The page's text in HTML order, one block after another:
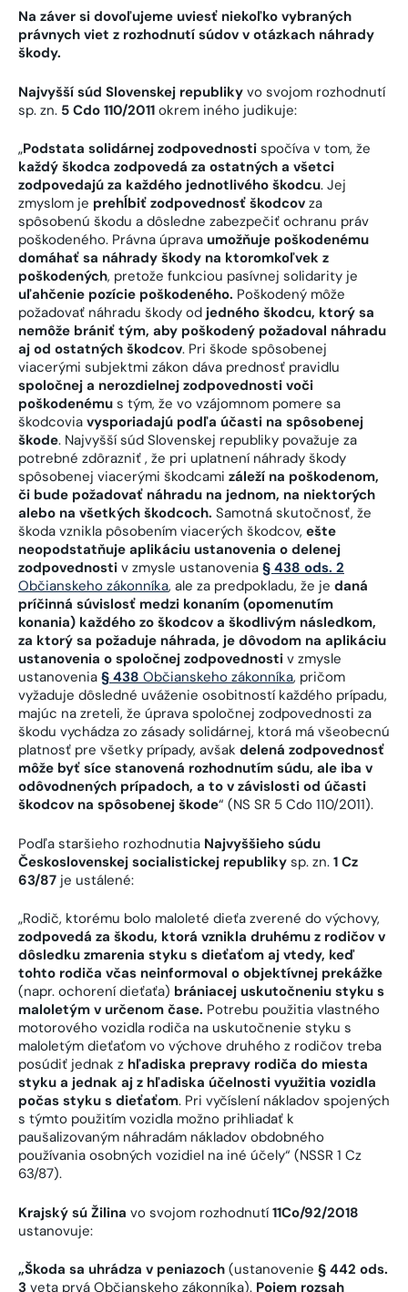
Na záver si dovoľujeme uviesť niekoľko vybraných
právnych viet z rozhodnutí súdov v otázkach náhrady
škody.
Najvyšší súd Slovenskej republiky vo svojom rozhodnutí
sp. zn. 5 Cdo 110/2011 okrem iného judikuje:
„Podstata solidárnej zodpovednosti spočíva v tom, že
každý škodca zodpovedá za ostatných a všetci
zodpovedajú za každého jednotlivého škodcu. Jej
zmyslom je prehĺbiť zodpovednosť škodcov za
spôsobenú škodu a dôsledne zabezpečiť ochranu práv
poškodeného. Právna úprava umožňuje poškodenému
domáhať sa náhrady škody na ktoromkoľvek z
poškodených, pretože funkciou pasívnej solidarity je
uľahčenie pozície poškodeného. Poškodený môže
požadovať náhradu škody od jedného škodcu, ktorý sa
nemôže brániť tým, aby poškodený požadoval náhradu
aj od ostatných škodcov. Pri škode spôsobenej
viacerými subjektmi zákon dáva prednosť pravidlu
spoločnej a nerozdielnej zodpovednosti voči
poškodenému s tým, že vo vzájomnom pomere sa
škodcovia vysporiadajú podľa účasti na spôsobenej
škode. Najvyšší súd Slovenskej republiky považuje za
potrebné zdôrazniť , že pri uplatnení náhrady škody
spôsobenej viacerými škodcami záleží na poškodenom,
či bude požadovať náhradu na jednom, na niektorých
alebo na všetkých škodcoch. Samotná skutočnosť, že
škoda vznikla pôsobením viacerých škodcov, ešte
neopodstatňuje aplikáciu ustanovenia o delenej
zodpovednosti v zmysle ustanovenia § 438 ods. 2
Občianskeho zákonníka, ale za predpokladu, že je daná
príčinná súvislosť medzi konaním (opomenutím
konania) každého zo škodcov a škodlivým následkom,
za ktorý sa požaduje náhrada, je dôvodom na aplikáciu
ustanovenia o spoločnej zodpovednosti v zmysle
ustanovenia § 438 Občianskeho zákonníka, pričom
vyžaduje dôsledné uváženie osobitností každého prípadu,
majúc na zreteli, že úprava spoločnej zodpovednosti za
škodu vychádza zo zásady solidárnej, ktorá má všeobecnú
platnosť pre všetky prípady, avšak delená zodpovednosť
môže byť síce stanovená rozhodnutím súdu, ale iba v
odôvodnených prípadoch, a to v závislosti od účasti
škodcov na spôsobenej škode“ (NS SR 5 Cdo 110/2011).
Podľa staršieho rozhodnutia Najvyššieho súdu
Československej socialistickej republiky sp. zn. 1 Cz
63/87 je ustálené:
„Rodič, ktorému bolo maloleté dieťa zverené do výchovy,
zodpovedá za škodu, ktorá vznikla druhému z rodičov v
dôsledku zmarenia styku s dieťaťom aj vtedy, keď
tohto rodiča včas neinformoval o objektívnej prekážke
(napr. ochorení dieťaťa) brániacej uskutočneniu styku s
maloletým v určenom čase. Potrebu použitia vlastného
motorového vozidla rodiča na uskutočnenie styku s
maloletým dieťaťom vo výchove druhého z rodičov treba
posúdiť jednak z hľadiska prepravy rodiča do miesta
styku a jednak aj z hľadiska účelnosti využitia vozidla
počas styku s dieťaťom. Pri vyčíslení nákladov spojených
s týmto použitím vozidla možno prihliadať k
paušalizovaným náhradám nákladov obdobného
používania osobných vozidiel na iné účely“ (NSSR 1 Cz
63/87).
Krajský sú Žilina vo svojom rozhodnutí11Co/92/2018
ustanovuje:
„Škoda sa uhrádza v peniazoch (ustanovenie § 442 ods.
3 veta prvá Občianskeho zákonníka). Pojem rozsah